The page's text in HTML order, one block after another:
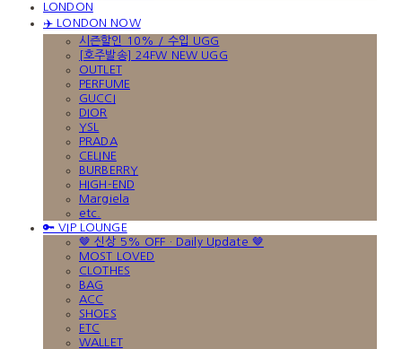
LONDON
✈️ LONDON NOW
시즌할인 10% / 수입 UGG
[호주발송] 24FW NEW UGG
OUTLET
PERFUME
GUCCI
DIOR
YSL
PRADA
CELINE
BURBERRY
HIGH-END
Margiela
etc.
🔑 VIP LOUNGE
🤎 신상 5% OFF · Daily Update 🤎
MOST LOVED
CLOTHES
BAG
ACC
SHOES
ETC
WALLET